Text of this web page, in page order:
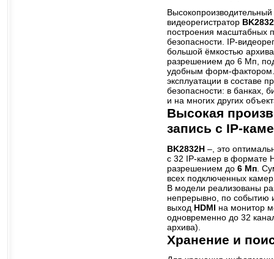
видеорегистратор
построения масштабных
безопасности. IP-
большой ёмкостью
разрешением до 6 Мп,
удобным форм-
эксплуатации в составе
безопасности: в банках,
и на многих других
Высокая
запись с IP-
BK2832H –, это
с 32 IP-камер в формате
разрешением до 6 Мп .
всех подключенных
В модели реализованы
непрерывно, по событию
выход HDMI на монитор
одновременно до 32
архива).
Хранение и